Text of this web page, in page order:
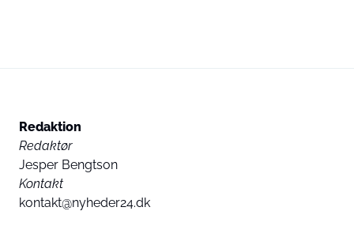
Redaktion
Redaktør
Jesper Bengtson
Kontakt
kontakt@nyheder24.dk